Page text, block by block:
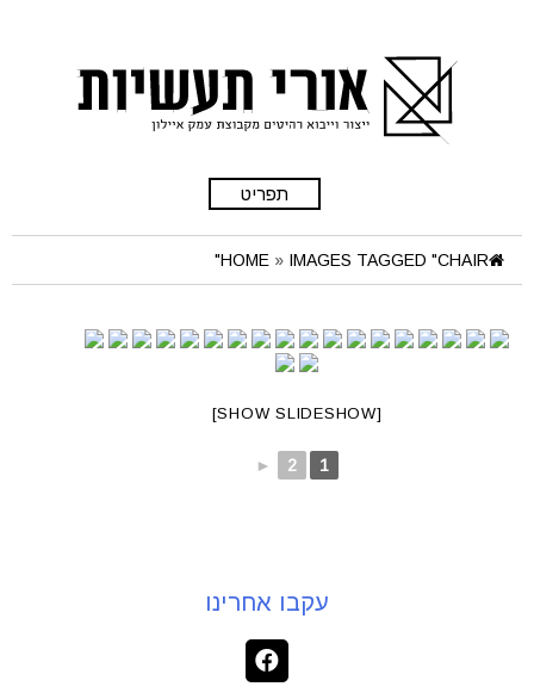
תפריט
HOME » IMAGES TAGGED "CHAIR"
[SHOW SLIDESHOW]
1
2
►
עקבו אחרינו